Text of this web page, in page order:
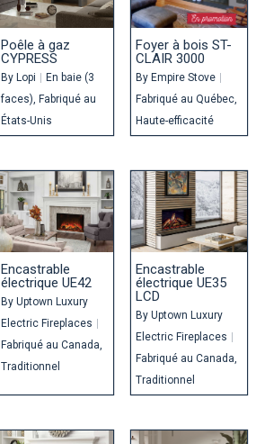
Poêle à gaz
CYPRESS
ByLopi | En baie (3
faces) Fabriqué au
États-Unis
Foyer à bois ST-
CLAIR 3000
By Empire Stove |
Fabriqué au Québec
Haute-efficacité
Encastrable
électrique UE42
ByUptown Luxury
Electric Fireplaces
Fabriqué au Canada
Traditionnel
Encastrable
électrique UE35
LCD
By Uptown Luxury
Electric Fireplaces
Fabriqué au Canada
Traditionnel